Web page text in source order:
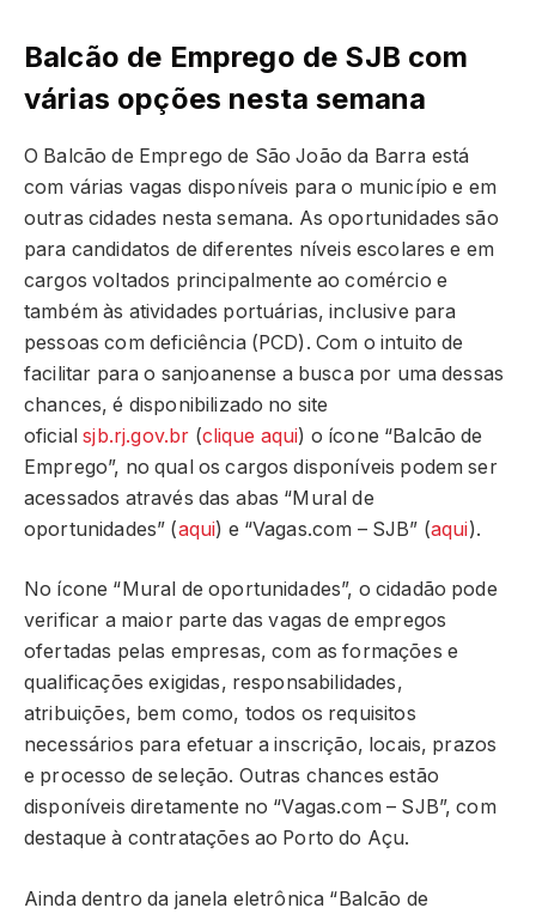
Balcão de Emprego de SJB com
várias opções nesta semana
O Balcão de Emprego de São João da Barra está
com várias vagas disponíveis para o município e em
outras cidades nesta semana. As oportunidades são
para candidatos de diferentes níveis escolares e em
cargos voltados principalmente ao comércio e
também às atividades portuárias, inclusive para
pessoas com deficiência (PCD). Com o intuito de
facilitar para o sanjoanense a busca por uma dessas
chances, é disponibilizado no site
oficialsjb.rj.gov.br (clique aqui) o ícone “Balcão de
Emprego”, no qual os cargos disponíveis podem ser
acessados através das abas “Mural de
oportunidades” (aqui) e “Vagas.com – SJB” (aqui).
No ícone “Mural de oportunidades”, o cidadão pode
verificar a maior parte das vagas de empregos
ofertadas pelas empresas, com as formações e
qualificações exigidas, responsabilidades,
atribuições, bem como, todos os requisitos
necessários para efetuar a inscrição, locais, prazos
e processo de seleção. Outras chances estão
disponíveis diretamente no “Vagas.com – SJB”, com
destaque à contratações ao Porto do Açu.
Ainda dentro da janela eletrônica “Balcão de